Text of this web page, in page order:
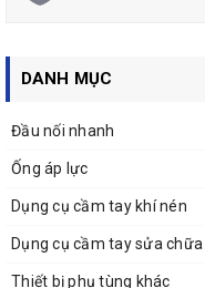
DANH MỤC
Đầu nối nhanh
Ống áp lực
Dụng cụ cầm tay khí nén
Dụng cụ cầm tay sửa chữa
Thiết bị phụ tùng khác